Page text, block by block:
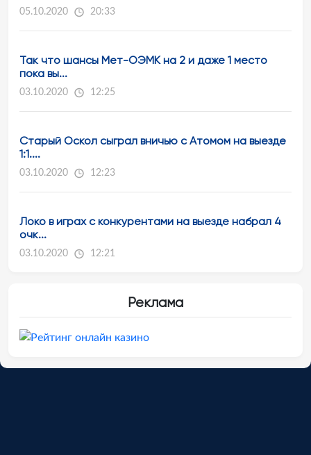
05.10.2020 20:33
Так что шансы Мет-ОЭМК на 2 и даже 1 место
пока вы...
03.10.2020 12:25
Старый Оскол сыграл вничью с Атомом на выезде
1:1....
03.10.2020 12:23
Локо в играх с конкурентами на выезде набрал 4
очк...
03.10.2020 12:21
Реклама